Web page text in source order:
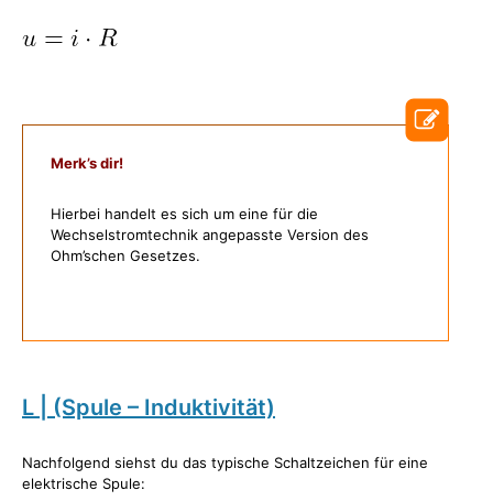
Merk’s dir!
Hierbei handelt es sich um eine für die
Wechselstromtechnik angepasste Version des
Ohm’schen Gesetzes.
L | (Spule – Induktivität)
Nachfolgend siehst du das typische Schaltzeichen für eine
elektrische Spule: